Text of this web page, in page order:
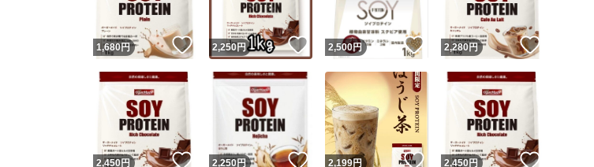
1,680円 いいね！
2,250円 いいね！
2,500円 いいね！
2,280円
2,450円 いいね！
2,250円 いいね！
2,199円 いいね！
2,450円